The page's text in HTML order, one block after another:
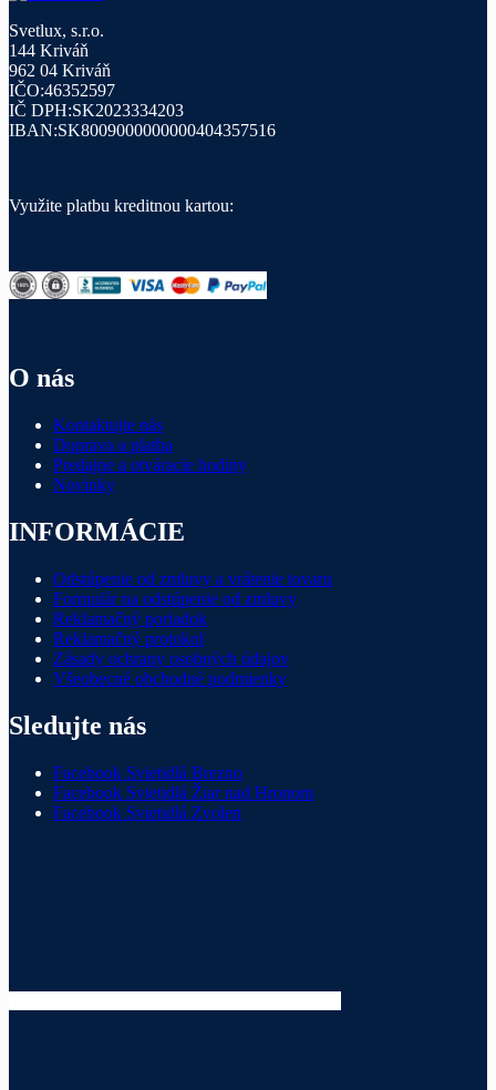
Svetlux, s.r.o.
144 Kriváň
962 04 Kriváň
IČO:46352597
IČ DPH:SK2023334203
IBAN:SK8009000000000404357516
Využite platbu kreditnou kartou:
O nás
Kontaktujte nás
Doprava a platba
Predajne a otváracie hodiny
Novinky
INFORMÁCIE
Odstúpenie od zmluvy a vrátenie tovaru
Formulár na odstúpenie od zmluvy
Reklamačný poriadok
Reklamačný protokol
Zásady ochrany osobných údajov
Všeobecné obchodné podmienky
Sledujte nás
Facebook Svietidlá Brezno
Facebook Svietidlá Žiar nad Hronom
Facebook Svietidlá Zvolen